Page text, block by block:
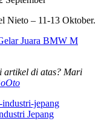
Nieto – 11-13 Oktober.
Juara BMW M
artikel di atas? Mari
Jepang